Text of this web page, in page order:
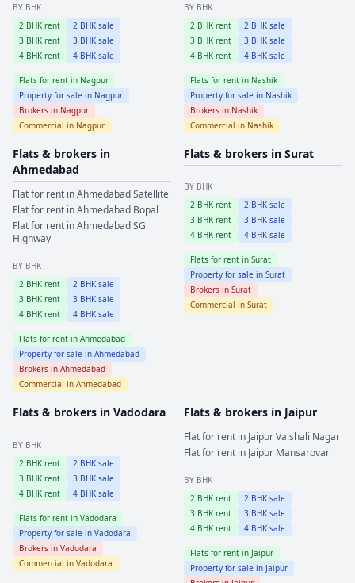
BY BHK
2 BHK rent 2 BHK sale
3 BHK rent 3 BHK sale
4 BHK rent 4 BHK sale
Flats for rent in Nagpur
Property for sale in Nagpur
Brokers in Nagpur
Commercial in Nagpur
BY BHK
2 BHK rent 2 BHK sale
3 BHK rent 3 BHK sale
4 BHK rent 4 BHK sale
Flats for rent in Nashik
Property for sale in Nashik
Brokers in Nashik
Commercial in Nashik
Flats & brokers in
Ahmedabad
Flat for rent inAhmedabadSatellite
Flat for rent inAhmedabad Bopal
Flat for rent inAhmedabadSG
Highway
BY BHK
2 BHK rent 2 BHK sale
3 BHK rent 3 BHK sale
4 BHK rent 4 BHK sale
Flats for rent in Ahmedabad
Property for sale in Ahmedabad
Brokers in Ahmedabad
Commercial in Ahmedabad
Flats & brokers in Surat
BY BHK
2 BHK rent 2 BHK sale
3 BHK rent 3 BHK sale
4 BHK rent 4 BHK sale
Flats for rent in Surat
Property for sale in Surat
Brokers in Surat
Commercial in Surat
Flats & brokers in Vadodara
BY BHK
2 BHK rent 2 BHK sale
3 BHK rent 3 BHK sale
4 BHK rent 4 BHK sale
Flats for rent in Vadodara
Property for sale in Vadodara
Brokers in Vadodara
Commercial in Vadodara
Flats & brokers in Jaipur
Flat for rent in JaipurVaishali Nagar
Flat for rent in Jaipur Mansarovar
BY BHK
2 BHK rent 2 BHK sale
3 BHK rent 3 BHK sale
4 BHK rent 4 BHK sale
Flats for rent in Jaipur
Property for sale in Jaipur